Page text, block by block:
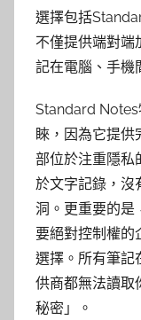
選擇包括
不僅提供端對端
記在電腦、手機
Standard Notes
睞，因為它提供
部位於注重隱私
於文字記錄，沒
洞。更重要的是
要絕對控制權的
選擇。所有筆記
供商都無法讀取
秘密」。